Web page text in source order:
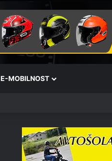
E-MOBILNOST